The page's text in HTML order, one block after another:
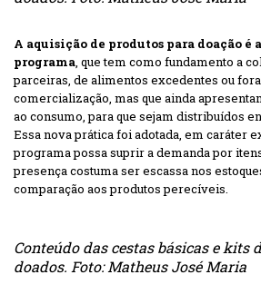
A aquisição de produtos para doação
programa, que tem como fundamento a
parceiras, de alimentos excedentes ou
comercialização, mas que ainda
ao consumo, para que sejam distribuídos
Essa nova prática foi adotada, em caráter
programa possa suprir a demanda por
presença costuma ser escassa nos
comparação aos produtos perecíveis.
Conteúdo das cestas básicas e kits
doados. Foto: Matheus José Maria